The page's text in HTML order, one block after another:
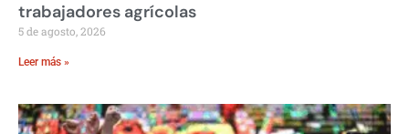
trabajadores agrícolas
5 de agosto, 2026
Leer más »